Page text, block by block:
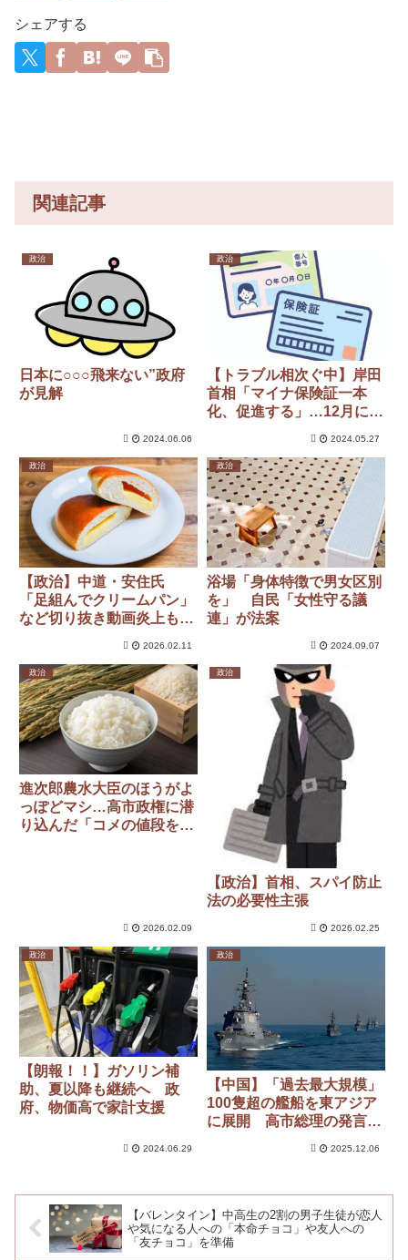
ど、あ
の...
シェアする
関連記事
政治
日本に○○○飛来ない”政府
が見解
2024.06.06
政治
【トラブル相次ぐ中】岸田
首相「マイナ保険証一本
化、促進する」…12月に現
2024.05.27
政治
【政治】中道・安住氏
「足組んでクリームパン」
など切り抜き動画炎上も敗
2026.02.11
政治
浴場「身体特徴で男女区別
を」 自民「女性守る議
連」が法案
2024.09.07
政治
進次郎農水大臣のほうがよ
っぽどマシ…高市政権に潜
り込んだ「コメの値段を下
2026.02.09
政治
【政治】首相、スパイ防止
法の必要性主張
2026.02.25
政治
【朗報！！】ガソリン補
助、夏以降も継続へ 政
府、物価高で家計支援
2024.06.29
政治
【中国】「過去最大規模」
100隻超の艦船を東アジア
に展開 高市総理の発言に
2025.12.06
【バレンタイン】中高生の2割の男子生徒が恋人
や気になる人への「本命チョコ」や友人への
「友チョコ」を準備